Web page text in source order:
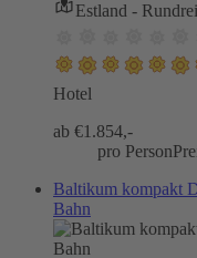
Estland -
Hotel
ab €1.854,-
pro Person
Baltikum kompakt
Bahn